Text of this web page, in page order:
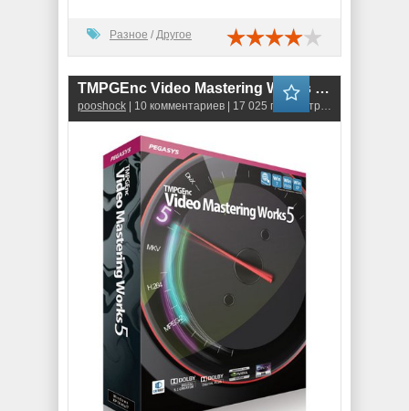
Разное / Другое
TMPGEnc Video Mastering Works 5.0.5.32 ENG (Repack-MKN)
pooshock | 10 комментариев | 17 025 просмотров